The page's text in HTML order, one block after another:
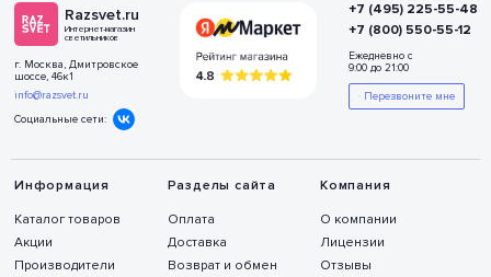
Razsvet.ru
Интернет-магазин
светильников
г. Москва, Дмитровское
шоссе, 46к1
info@razsvet.ru
Социальные сети:
Информация
Каталог товаров
Акции
Производители
Разделы сайта
Оплата
Доставка
Возврат и обмен
Компания
О компании
Лицензии
Отзывы
+7 (495) 225-55-48
+7 (800) 550-55-12
Ежедневно с
9:00 до 21:00
Перезвоните мне